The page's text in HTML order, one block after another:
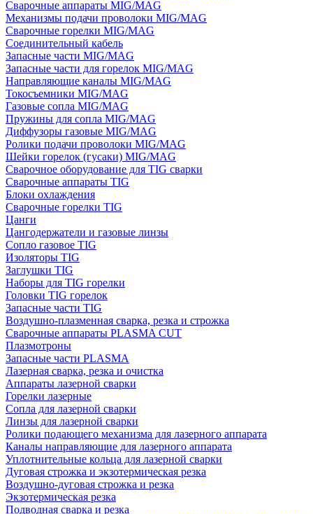
Сварочные аппараты MIG/MAG
Механизмы подачи проволоки MIG/MAG
Сварочные горелки MIG/MAG
Соединительный кабель
Запасные части MIG/MAG
Запасные части для горелок MIG/MAG
Направляющие каналы MIG/MAG
Токосъемники MIG/MAG
Газовые сопла MIG/MAG
Пружины для сопла MIG/MAG
Диффузоры газовые MIG/MAG
Ролики подачи проволоки MIG/MAG
Шейки горелок (гусаки) MIG/MAG
Сварочное оборудование для TIG сварки
Сварочные аппараты TIG
Блоки охлаждения
Сварочные горелки TIG
Цанги
Цангодержатели и газовые линзы
Сопло газовое TIG
Изоляторы TIG
Заглушки TIG
Наборы для TIG горелки
Головки TIG горелок
Запасные части TIG
Воздушно-плазменная сварка, резка и строжка
Сварочные аппараты PLASMA CUT
Плазмотроны
Запасные части PLASMA
Лазерная сварка, резка и очистка
Аппараты лазерной сварки
Горелки лазерные
Сопла для лазерной сварки
Линзы для лазерной сварки
Ролики подающего механизма для лазерного аппарата
Каналы направляющие для лазерного аппарата
Уплотнительные кольца для лазерной сварки
Дуговая строжка и экзотермическая резка
Воздушно-дуговая строжка и резка
Экзотермическая резка
Подводная сварка и резка